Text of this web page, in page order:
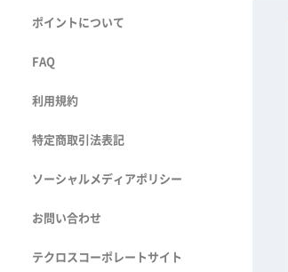
ポイントについて
FAQ
利用規約
特定商取引法表記
ソーシャルメディアポリシー
お問い合わせ
テクロスコーポレートサイト